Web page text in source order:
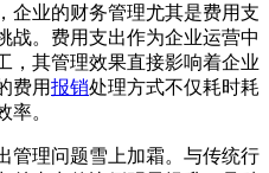
企业的财务管理尤其是费用支
战。费用支出作为企业运营中
，其管理效果直接影响着企业
费用报销处理方式不仅耗时耗
率。
管理问题雪上加霜。与传统行